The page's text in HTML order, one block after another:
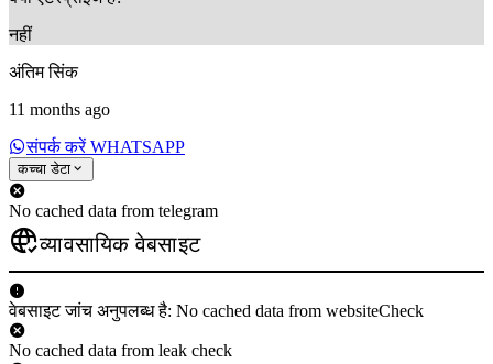
नहीं
अंतिम सिंक
11 months ago
संपर्क करें WHATSAPP
कच्चा डेटा
No cached data from telegram
व्यावसायिक वेबसाइट
वेबसाइट जांच अनुपलब्ध है: No cached data from websiteCheck
No cached data from leak check